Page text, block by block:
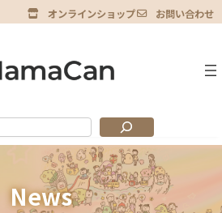
オンラインショップ お問い合わせ
News